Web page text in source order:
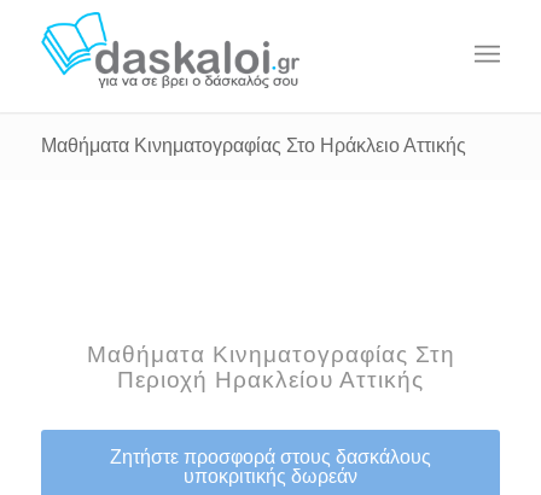
Μαθήματα Κινηματογραφίας Στο Ηράκλειο Αττικής
Μαθήματα Κινηματογραφίας Στη
Περιοχή Ηρακλείου Αττικής
Ζητήστε προσφορά στους δασκάλους
υποκριτικής δωρεάν